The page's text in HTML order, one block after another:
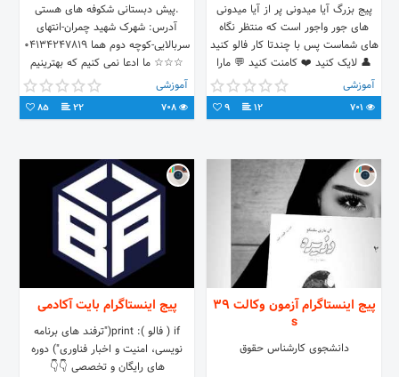
پیج بزرگ آیا میدونی پر از آیا میدونی
های جور واجور است که منتظر نگاه
های شماست پس با چندتا کار فالو کنید
👤 لایک کنید ❤️ کامنت کنید 💬 مارا
حمایت کنید
آموزشی
12
9
.پیش دبستانی شکوفه های هستی
آدرس: شهرک شهید چمران-انتهای
سربالایی-کوچه دوم هما 04134247819
☆☆☆ ما ادعا نمی کنیم که بهترینیم
مفتخریم که بهترین ها ما را برگزیده
اند☆☆☆
آموزشی
22
85
پیج اینستاگرام آزمون وکالت 39
s
دانشجوی کارشناس حقوق
پیج اینستاگرام بایت آکادمی
if ( فالو ): print("ترفند های برنامه
نویسی، امنیت و اخبار فناوری") دوره
های رایگان و تخصصی 👇👇